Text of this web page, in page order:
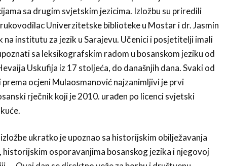
sa drugim svjetskim jezicima. Izložbu su priredili
Univerzitetske biblioteke u Mostar i dr. Jasmin
na institutu za jezik u Sarajevu. Učenici i posjetitelji imali
sa leksikografskim radom u bosanskom jeziku od
Uskufija iz 17 stoljeća, do današnjih dana. Svaki od
ocjeni Mulaosmanović najzanimljivi je prvi
rječnik koji je 2010. urađen po licenci svjetski
ukratko je upoznao sa historijskim obilježavanja
historijskim osporavanjima bosanskog jezika i njegovoj